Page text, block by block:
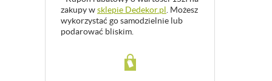
zakupy wsklepie Dedekor.pl. Możesz
wykorzystać go samodzielnie lub
podarować bliskim.